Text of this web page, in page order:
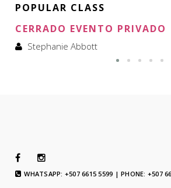
POPULAR CLASS
CERRADO EVENTO PRIVADO
Stephanie Abbott
WHATSAPP: +507 6615 5599 | PHONE: +507